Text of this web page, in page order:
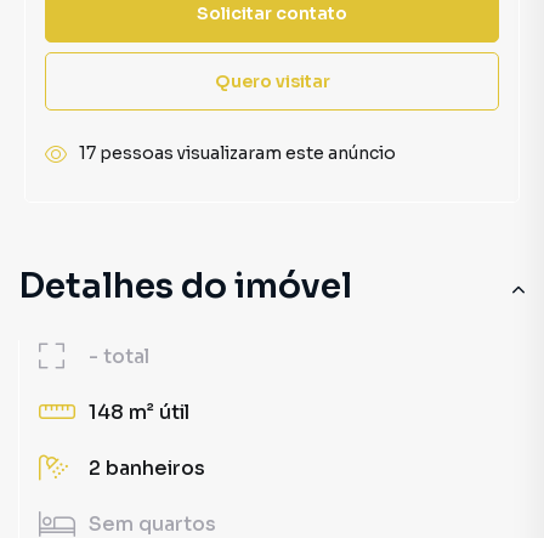
Detalhes do imóvel
- total
148 m² útil
2 banheiros
Sem quartos
Solicitar contato
Quero visitar
17 pessoas visualizaram este anúncio